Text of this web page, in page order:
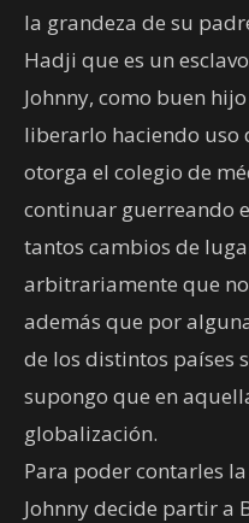
la grandeza de su
Hadji que es un
Johnny, como buen
liberarlo haciendo
otorga el colegio de
continuar guerreando
tantos cambios de
arbitrariamente que
además que por
de los distintos países
supongo que en
globalización.
Para poder contarles
Johnny decide partir a